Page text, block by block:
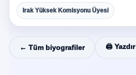
Irak Yüksek Komisyonu Üyesi
← Tüm biyografiler 🖨️ Yazdır